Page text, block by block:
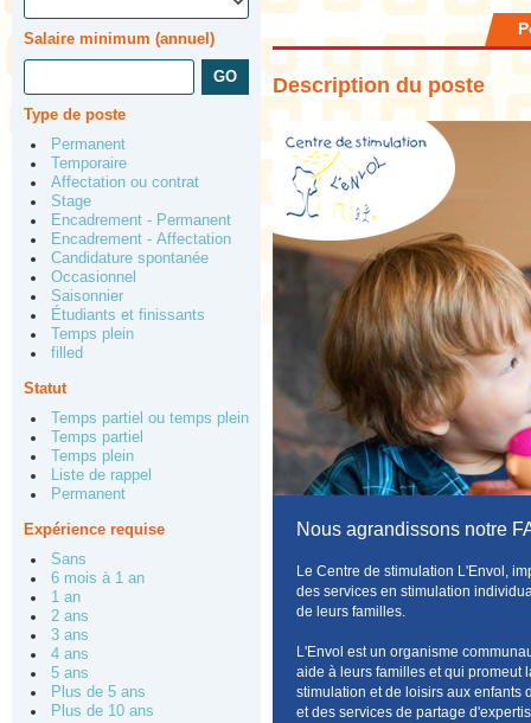
Salaire minimum (annuel)
Type de poste
Permanent
Temporaire
Affectation ou contrat
Stage
Encadrement - Permanent
Encadrement - Affectation
Candidature spontanée
Occasionnel
Saisonnier
Étudiants et finissants
Temps plein
filled
Statut
Temps partiel ou temps plein
Temps partiel
Temps plein
Liste de rappel
Permanent
Expérience requise
Sans
6 mois à 1 an
1 an
2 ans
3 ans
4 ans
5 ans
Plus de 5 ans
Plus de 10 ans
Description du poste
Nous agrandissons notre
Le Centre de stimulation L'Envol,
des services en stimulation
de leurs familles.
L'Envol est un organisme
aide à leurs familles et qui promeut
stimulation et de loisirs aux enfants
et des services de partage